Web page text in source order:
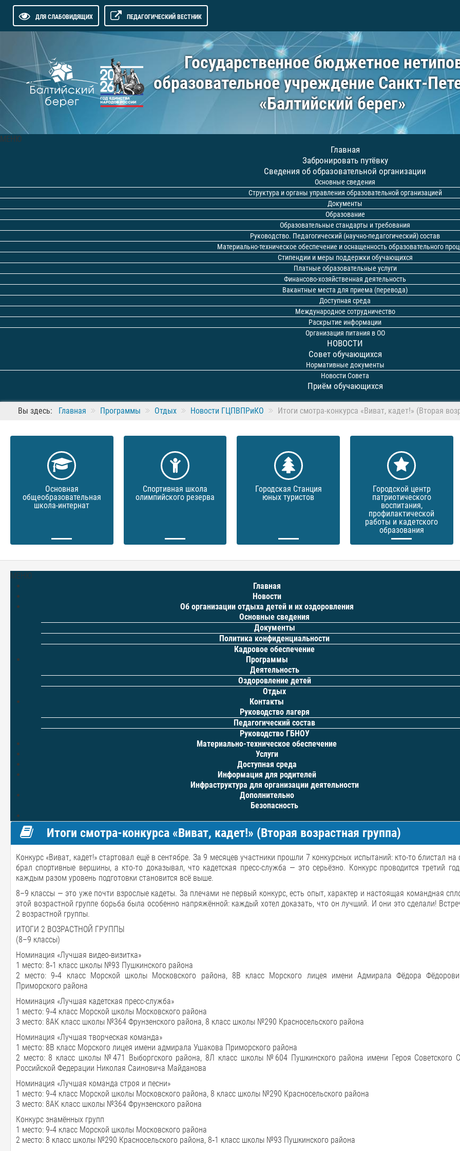
ДЛЯ СЛАБОВИДЯЩИХ ПЕДАГОГИЧЕСКИЙ ВЕСТНИК
Государственное бюджетное
образовательное учреждение Санкт-
«Балтийский берег»
МЕНЮ
Главная
Забронировать путёвку
Сведения об образовательной организации
Основные сведения
Структура и органы управления образовательной организацией
Документы
Образование
Образовательные стандарты и требования
Руководство. Педагогический (научно-педагогический) состав
Материально-техническое обеспечение и оснащенность образовательного
Стипендии и меры поддержки обучающихся
Платные образовательные услуги
Финансово-хозяйственная деятельность
Вакантные места для приема (перевода)
Доступная среда
Международное сотрудничество
Раскрытие информации
Организация питания в ОО
НОВОСТИ
Совет обучающихся
Нормативные документы
Новости Совета
Приём обучающихся
Вы здесь: Главная Программы Отдых Новости ГЦПВПРиКО Итоги смотра-конкурса «Виват, кадет!» (Вторая
Основная
общеобразовательная
школа-интернат
Спортивная школа
олимпийского резерва
Городская Станция
юных туристов
Городской центр
патриотического
воспитания,
профилактической
работы и кадетского
образования
МЕНЮ
Главная
Новости
Об организации отдыха детей и их оздоровления
Основные сведения
Документы
Политика конфиденциальности
Кадровое обеспечение
Программы
Деятельность
Оздоровление детей
Отдых
Контакты
Руководство лагеря
Педагогический состав
Руководство ГБНОУ
Материально-техническое обеспечение
Услуги
Доступная среда
Информация для родителей
Инфраструктура для организации деятельности
Дополнительно
Безопасность
Итоги смотра-конкурса «Виват, кадет!» (Вторая возрастная группа)
Конкурс «Виват, кадет!» стартовал ещё в сентябре. За 9 месяцев участники прошли 7 конкурсных испытаний: кто-то блистал на
брал спортивные вершины, а кто-то доказывал, что кадетская пресс-служба — это серьёзно. Конкурс проводится третий
каждым разом уровень подготовки становится всё выше.
8–9 классы — это уже почти взрослые кадеты. За плечами не первый конкурс, есть опыт, характер и настоящая командная
этой возрастной группе борьба была особенно напряжённой: каждый хотел доказать, что он лучший. И они это сделали!
2 возрастной группы.
ИТОГИ 2 ВОЗРАСТНОЙ ГРУППЫ
(8–9 классы)
Номинация «Лучшая видео-визитка»
1 место: 8‑1 класс школы №93 Пушкинского района
2 место: 9‑4 класс Морской школы Московского района, 8В класс Морского лицея имени Адмирала Фёдора
Приморского района
Номинация «Лучшая кадетская пресс-служба»
1 место: 9‑4 класс Морской школы Московского района
3 место: 8АК класс школы №364 Фрунзенского района, 8 класс школы №290 Красносельского района
Номинация «Лучшая творческая команда»
1 место: 8В класс Морского лицея имени адмирала Ушакова Приморского района
2 место: 8 класс школы №471 Выборгского района, 8Л класс школы №604 Пушкинского района имени Героя Советского
Российской Федерации Николая Саиновича Майданова
Номинация «Лучшая команда строя и песни»
1 место: 9‑4 класс Морской школы Московского района, 8 класс школы №290 Красносельского района
3 место: 8АК класс школы №364 Фрунзенского района
Конкурс знамённых групп
1 место: 9‑4 класс Морской школы Московского района
2 место: 8 класс школы №290 Красносельского района, 8‑1 класс школы №93 Пушкинского района